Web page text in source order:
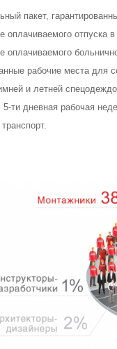
пакет,
оплачиваемого отпуска
оплачиваемого
рабочие места для
и летней
5-ти дневная рабочая